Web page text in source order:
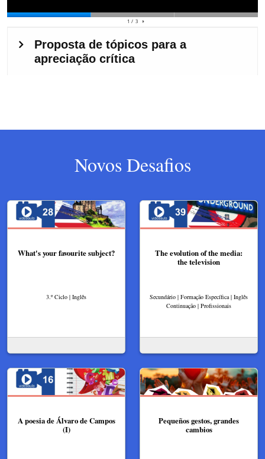
Novos Desafios
What's your favourite subject?
3.º Ciclo | Inglês
The evolution of the media:
the television
Secundário | Formação Específica | Inglês
Continuação | Profissionais
A poesia de Álvaro de Campos
(I)
Pequeños gestos, grandes
cambios